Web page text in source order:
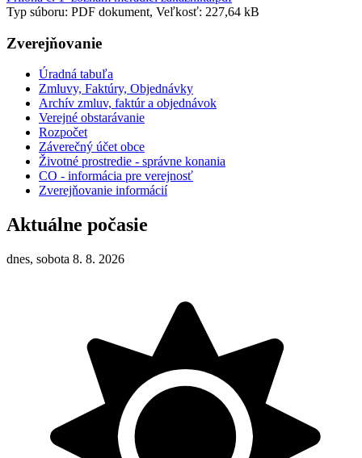
Typ súboru: PDF dokument, Veľkosť: 227,64 kB
Zverejňovanie
Úradná tabuľa
Zmluvy, Faktúry, Objednávky
Archív zmluv, faktúr a objednávok
Verejné obstarávanie
Rozpočet
Záverečný účet obce
Životné prostredie - správne konania
CO - informácia pre verejnosť
Zverejňovanie informácií
Aktuálne počasie
dnes, sobota 8. 8. 2026